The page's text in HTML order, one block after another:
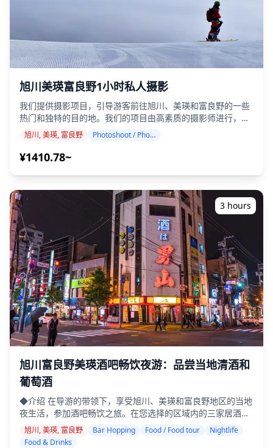
(https://assets.hldycdn.com/65c3ae86-51e6-4d44-a0d4-
旭川美瑛富良野1小时私人摄影
我们提供摄影项目，引导游客前往旭川、美瑛和富良野的一些
热门和独特的目的地。我们的项目由高素质的摄影师进行，适
应您的旅行计划，捕捉自然的构图，并确定理想的拍摄地点。
（请与我们分享您喜欢的地点！） 体验北海道中部壮丽的丘
陵、著名的花田和季节性景观。从美瑛标志性的蓝池和七星
的乡村风光。 摄影课程可在旭川、美瑛和富良野的任何地方进
行，最多可提前3天预订。我们将安排一位说英语/日语的摄影
师。 原始的100多张照片文件在一周内交付，您可以选择您最
喜欢的10张照片进行重新交付。我们会进行修正，以唤起特定
的氛围，如果需要，可以调整情绪和颜色。 让我们通过我们的
摄影服务捕捉您在旭川、美瑛和富良野的特殊时刻！ ◆ 重要
信息： ・如果您在预定的会面时间迟到，拍摄时长和交付的照
片数量可能会减少。 ・如果在预定日期前3天预测拍摄地点有
雨，或者在拍摄当天意外下雨，则有三个选择：（1）重新安
排日期和时间，（2）更改地点，或（3）取消拍摄。 ![]
(https://assets.hldycdn.com/24515ca5-dacc-4211-af77-
2ffc15f0befb.jpg)
旭川, 美瑛, 富良野 Photoshoot / Photo tour
¥1410.78~
3 hours
旭川富良野美瑛酒吧畅饮夜游：品尝当地清酒和
葡萄酒
◆介绍 在导游的带领下，享受旭川、美瑛和富良野地区的当地
夜生活，参加酒吧畅饮之旅。在您选择的区域内的三家居酒屋
或酒吧品尝用新鲜北海道食材烹制的当地特色菜，以及富良野
葡萄酒和当地清酒。这次旅行还提供了一个独特的机会，让您
旭川, 美瑛, 富良野 Bar Hopping Food / Food tour
Nightlife
Food & Drinks